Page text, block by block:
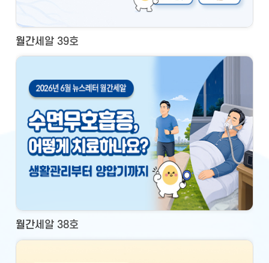
월간세알 39호
월간세알 38호